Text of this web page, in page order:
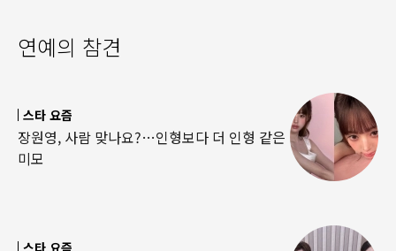
연예의 참견
스타 요즘
장원영, 사람 맞나요?…인형보다 더 인형 같은
미모
스타 요즘